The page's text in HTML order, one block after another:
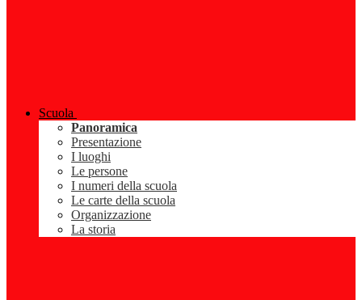
Scuola
Panoramica
Presentazione
I luoghi
Le persone
I numeri della scuola
Le carte della scuola
Organizzazione
La storia